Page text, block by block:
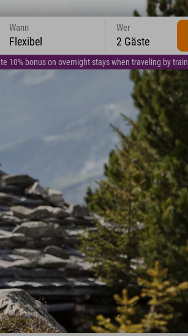
10% bonus on overnight stays when traveling by train
Wann
Flexibel
Wer
2 Gäste